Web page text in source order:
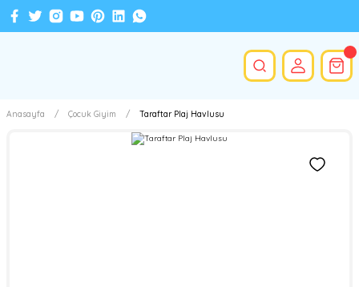
Anasayfa Çocuk Giyim Taraftar Plaj Havlusu